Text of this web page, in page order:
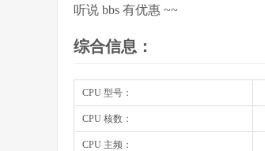
听说 bbs 有优惠 ~~
综合信息：
CPU 型号：
CPU 核数：
CPU 主频：